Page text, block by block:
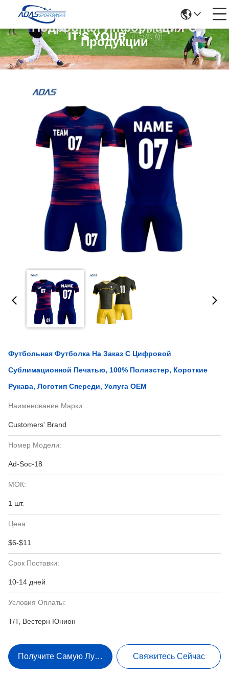
Подробная Информация О
Продукции
Футбольная Футболка На Заказ С Цифровой
Сублимационной Печатью, 100% Полиэстер, Короткие
Рукава, Логотип Спереди, Услуга OEM
Наименование Марки:
Customers' Brand
Номер Модели:
Ad-Soc-18
МОК:
1 шт.
Цена:
$6-$11
Срок Поставки:
10-14 дней
Условия Оплаты:
Т/Т, Вестерн Юнион
Получите Самую Лучшую ЦенуСвяжитесь Сейчас